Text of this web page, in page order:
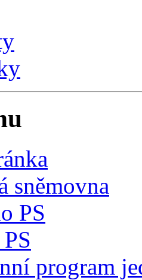
sněmovna
PS
program